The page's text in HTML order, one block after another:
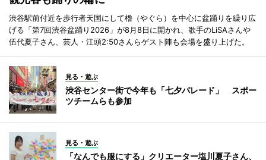
渋谷駅前付近を歩行者天国にして櫓（やぐら）を中心に盆踊りを繰り広
げる「第7回渋谷盆踊り2026」が8月8日に開かれ、歌手のLiSAさんや
伍代夏子さん、芸人・江頭2:50さんらゲスト陣も会場を盛り上げた。
見る・遊ぶ
渋谷センター街で今年も「七夕パレード」 スポー
ツチームらも参加
見る・遊ぶ
「なんでも服にする」クリエーター塩川夏子さん、